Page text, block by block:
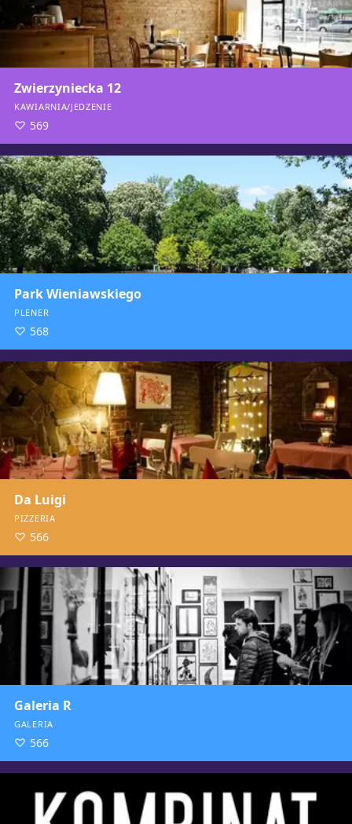
Zwierzyniecka 12
KAWIARNIA/JEDZENIE
569
Park Wieniawskiego
PLENER
568
Da Luigi
PIZZERIA
566
Galeria R
GALERIA
566